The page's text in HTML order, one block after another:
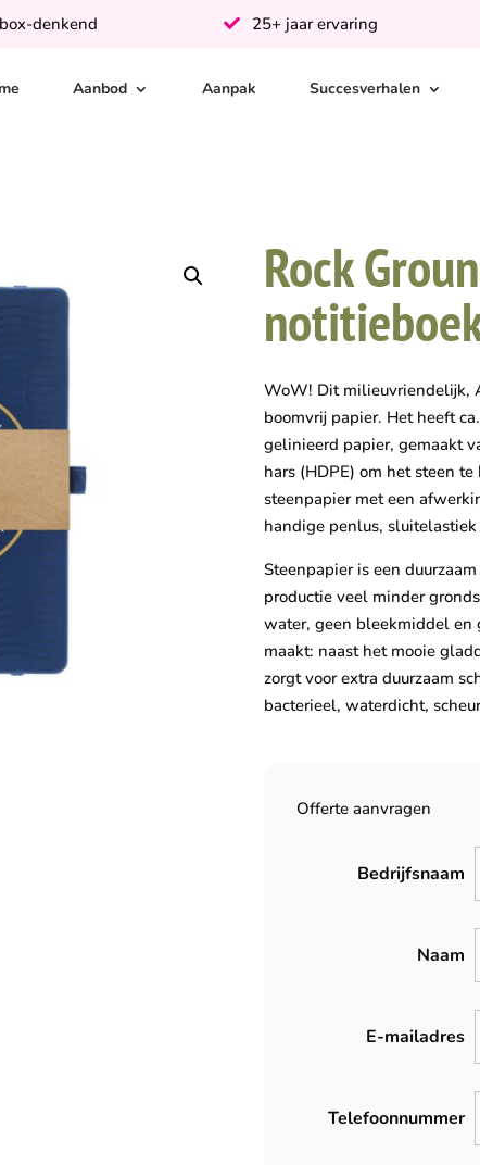
denkend 25+ jaar ervaring
Aanbod Aanpak Succesverhalen
Rock
WoW! Dit milieuvriendelijk,
boomvrij papier. Het heeft
gelinieerd papier, gemaakt
hars (HDPE) om het steen
steenpapier met een
handige penlus,
Steenpapier is een
productie veel minder
water, geen bleekmiddel en
maakt: naast het mooie
zorgt voor extra duurzaam
bacterieel, waterdicht,
Offerte aanvragen
Bedrijfsnaam
Naam
E-mailadres
Telefoonnummer